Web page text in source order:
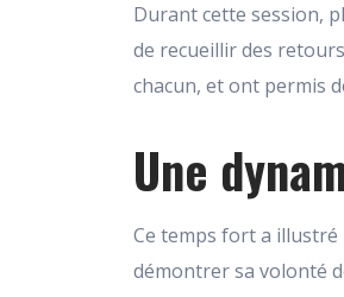
Durant cette session,
de recueillir des
chacun, et ont permis
Une
Ce temps fort a illustré
démontrer sa volonté